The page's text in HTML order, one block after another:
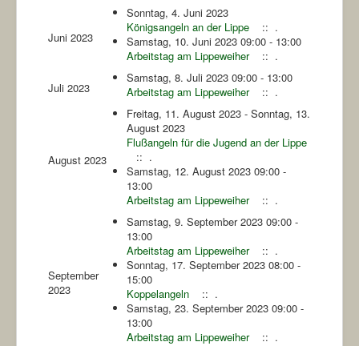
Juni 2023
Sonntag, 4. Juni 2023
Königsangeln an der Lippe
:: .
Samstag, 10. Juni 2023 09:00 - 13:00
Arbeitstag am Lippeweiher
:: .
Juli 2023
Samstag, 8. Juli 2023 09:00 - 13:00
Arbeitstag am Lippeweiher
:: .
August 2023
Freitag, 11. August 2023 - Sonntag, 13.
August 2023
Flußangeln für die Jugend an der Lippe
:: .
Samstag, 12. August 2023 09:00 -
13:00
Arbeitstag am Lippeweiher
:: .
September
2023
Samstag, 9. September 2023 09:00 -
13:00
Arbeitstag am Lippeweiher
:: .
Sonntag, 17. September 2023 08:00 -
15:00
Koppelangeln
:: .
Samstag, 23. September 2023 09:00 -
13:00
Arbeitstag am Lippeweiher
:: .